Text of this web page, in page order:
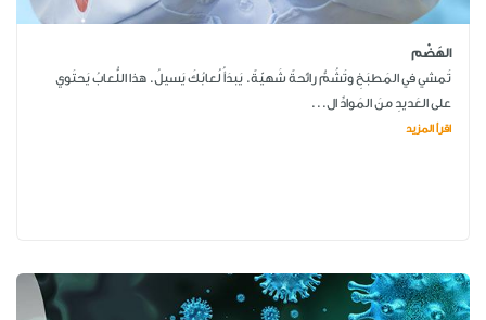
الهَضْم
تَمشي في المَطبَخِ وتَشُمُّ رائحةً شَهيّةً. يَبدَأُ لُعابُكَ يَسيلُ. هذا اللُّعابُ يَحتَوي
على العَديدِ منَ المَوادِّ ال...
اقرأ المزيد